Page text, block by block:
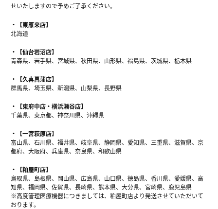
せいたしますので予めご了承ください。
【東雁来店】
北海道
【仙台岩沼店】
青森県、岩手県、宮城県、秋田県、山形県、福島県、茨城県、栃木県
【久喜菖蒲店】
群馬県、埼玉県、新潟県、山梨県、長野県
【東府中店・横浜瀬谷店】
千葉県、東京都、神奈川県、沖縄県
【一宮萩原店】
富山県、石川県、福井県、岐阜県、静岡県、愛知県、三重県、滋賀県、京
都府、大阪府、兵庫県、奈良県、和歌山県
【粕屋町店】
鳥取県、島根県、岡山県、広島県、山口県、徳島県、香川県、愛媛県、高
知県、福岡県、佐賀県、長崎県、熊本県、大分県、宮崎県、鹿児島県
※高度管理医療機器につきましては、粕屋町店より発送させていただいて
おります。